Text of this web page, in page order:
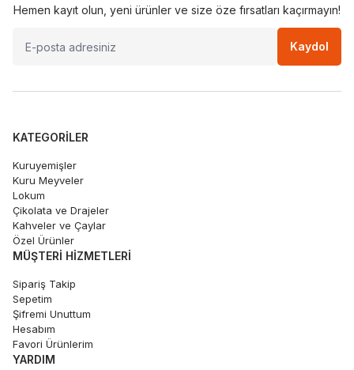
Hemen kayıt olun, yeni ürünler ve size öze fırsatları kaçırmayın!
Kaydol
KATEGORILER
Kuruyemişler
Kuru Meyveler
Lokum
Çikolata ve Drajeler
Kahveler ve Çaylar
Özel Ürünler
MÜŞTERI HIZMETLERI
Sipariş Takip
Sepetim
Şifremi Unuttum
Hesabım
Favori Ürünlerim
YARDIM